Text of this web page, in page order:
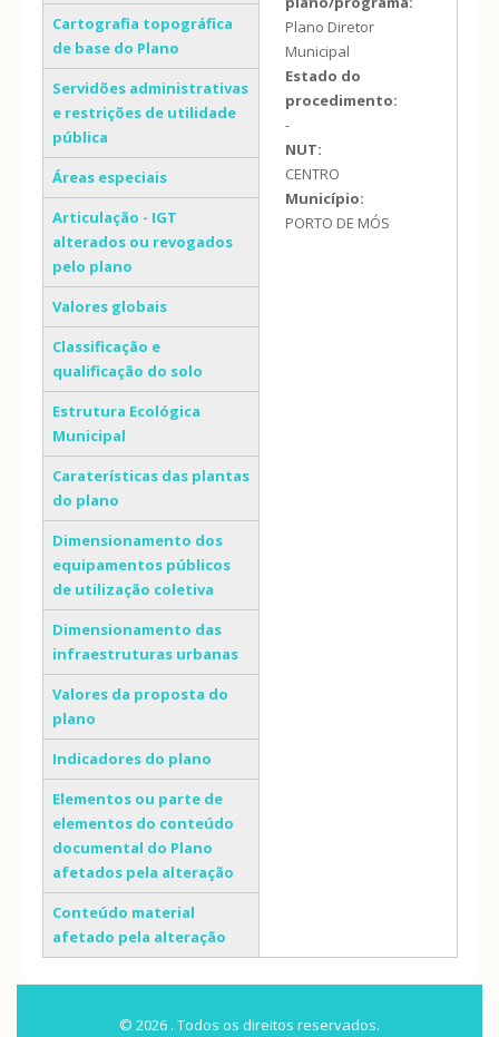
Cartografia topográfica
de base do Plano
Servidões administrativas
e restrições de utilidade
pública
Áreas especiais
Articulação - IGT
alterados ou revogados
pelo plano
Valores globais
Classificação e
qualificação do solo
Estrutura Ecológica
Municipal
Caraterísticas das plantas
do plano
Dimensionamento dos
equipamentos públicos
de utilização coletiva
Dimensionamento das
infraestruturas urbanas
Valores da proposta do
plano
Indicadores do plano
Elementos ou parte de
elementos do conteúdo
documental do Plano
afetados pela alteração
Conteúdo material
afetado pela alteração
Plano Diretor
Municipal
Estado do
procedimento:
-
NUT:
CENTRO
Município:
PORTO DE MÓS
© 2026 . Todos os direitos reservados.